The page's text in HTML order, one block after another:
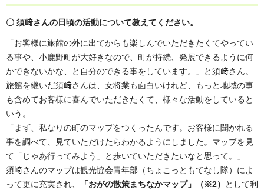
〇 須﨑さんの日頃の活動について教えてください。
「お客様に旅館の外に出てからも楽しんでいただきたくてやってい
る事や、小鹿野町が大好きなので、町が持続、発展できるように何
かできないかな、と自分のできる事をしています。」と須﨑さん。
旅館を継いだ須﨑さんは、女将業も面白いけれど、もっと地域の事
も含めてお客様に喜んでいただきたくて、様々な活動をしていると
いう。
「まず、私なりの町のマップをつくったんです。お客様に聞かれる
事を調べて、見ていただけたらわかるようにしました。マップを見
て「じゃあ行ってみよう」と歩いていただきたいなと思って。」
須﨑さんのマップは観光協会青年部（ちょこっともてなし隊）によ
って更に充実され、
「おがの散策まちなかマップ」（※2）
として利